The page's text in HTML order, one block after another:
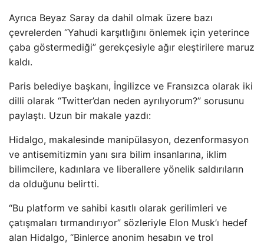
Ayrıca Beyaz Saray da dahil olmak üzere bazı
çevrelerden “Yahudi karşıtlığını önlemek için yeterince
çaba göstermediği” gerekçesiyle ağır eleştirilere maruz
kaldı.
Paris belediye başkanı, İngilizce ve Fransızca olarak iki
dilli olarak “Twitter’dan neden ayrılıyorum?” sorusunu
paylaştı. Uzun bir makale yazdı:
Hidalgo, makalesinde manipülasyon, dezenformasyon
ve antisemitizmin yanı sıra bilim insanlarına, iklim
bilimcilere, kadınlara ve liberallere yönelik saldırıların
da olduğunu belirtti.
“Bu platform ve sahibi kasıtlı olarak gerilimleri ve
çatışmaları tırmandırıyor” sözleriyle Elon Musk’ı hedef
alan Hidalgo, “Binlerce anonim hesabın ve trol